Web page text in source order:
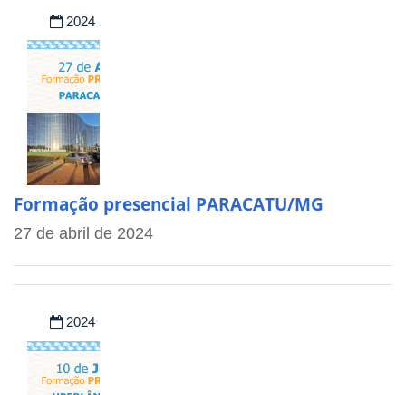
2024
Formação presencial PARACATU/MG
27 de abril de 2024
2024